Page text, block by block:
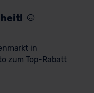
in
zum Top-Rabatt